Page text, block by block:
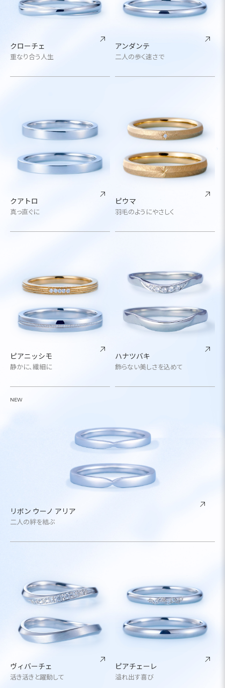
クローチェ
重なり合う人生
アンダンテ
二人の歩く速さで
クアトロ
真っ直ぐに
ピウマ
羽毛のようにやさしく
ピアニッシモ
静かに、繊細に
ハナツバキ
飾らない美しさを込めて
リボン ウーノ アリア
二人の絆を結ぶ
NEW
ヴィバーチェ
活き活きと躍動して
ピアチェーレ
溢れ出す喜び